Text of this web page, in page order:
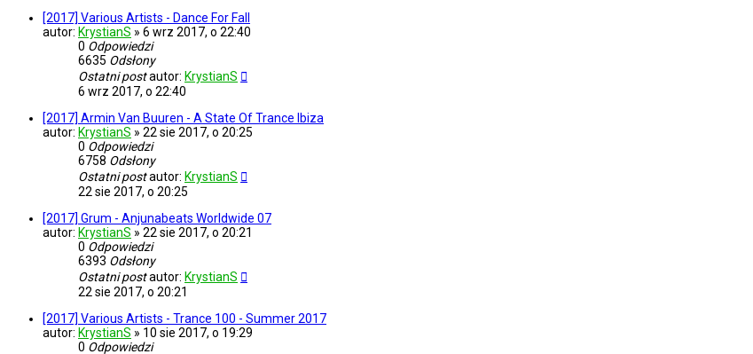
[2017] Various Artists - Dance For Fall
autor: KrystianS » 6 wrz 2017, o 22:40
0 Odpowiedzi
6635 Odsłony
Ostatni postautor: KrystianS
6 wrz 2017, o 22:40
[2017] Armin Van Buuren - A State Of Trance Ibiza
autor: KrystianS » 22 sie 2017, o 20:25
0 Odpowiedzi
6758 Odsłony
Ostatni postautor: KrystianS
22 sie 2017, o 20:25
[2017] Grum - Anjunabeats Worldwide 07
autor: KrystianS » 22 sie 2017, o 20:21
0 Odpowiedzi
6393 Odsłony
Ostatni postautor: KrystianS
22 sie 2017, o 20:21
[2017] Various Artists - Trance 100 - Summer 2017
autor: KrystianS » 10 sie 2017, o 19:29
0 Odpowiedzi